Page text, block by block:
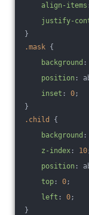
align-items
justify-
}
.mask {
background :
position :
inset : 0 ;
}
.child
{
background :
z-index : 10
position :
top : 0 ;
left : 0 ;
}